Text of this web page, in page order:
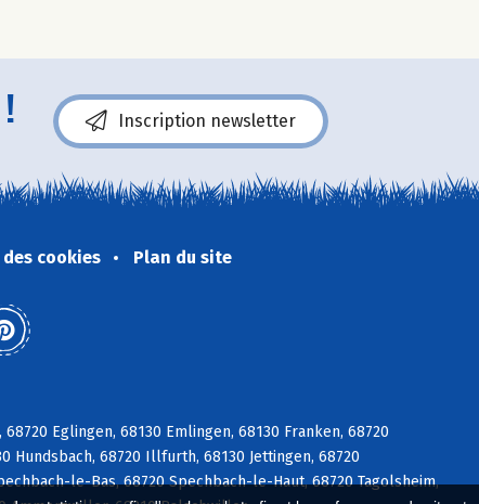
Inscription newsletter
cookies Plan du site
Eglingen, 68130 Emlingen, 68130 Franken, 68720
Hundsbach, 68720 Illfurth, 68130 Jettingen, 68720
le-Bas, 68720 Spechbach-le-Haut, 68720 Tagolsheim,